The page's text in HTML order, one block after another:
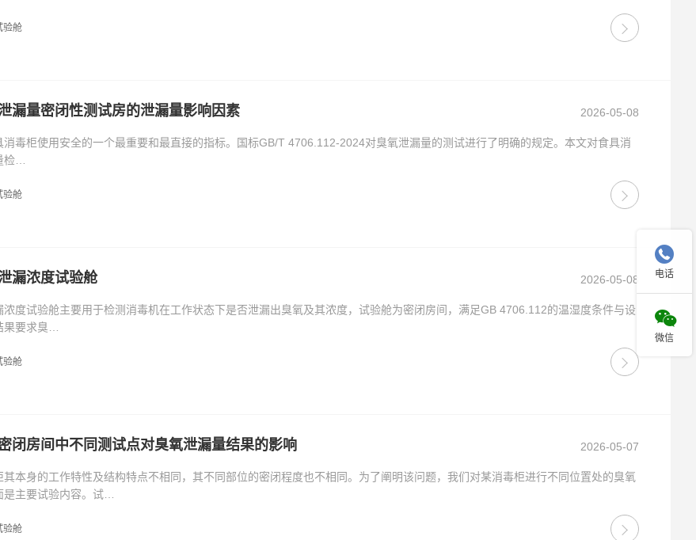
验舱
漏量密闭性测试房的泄漏量影响因素 2026-05-08
消毒柜使用安全的一个最重要和最直接的指标。国标GB/T 4706.112-2024对臭氧泄漏量的测试进行了明确的规定。本文对食具消
检…
验舱
漏浓度试验舱 2026-05-08
浓度试验舱主要用于检测消毒机在工作状态下是否泄漏出臭氧及其浓度，试验舱为密闭房间，满足GB 4706.112的温湿度条件与设
果要求臭…
验舱
闭房间中不同测试点对臭氧泄漏量结果的影响 2026-05-07
其本身的工作特性及结构特点不相同，其不同部位的密闭程度也不相同。为了阐明该问题，我们对某消毒柜进行不同位置处的臭氧
是主要试验内容。试…
验舱

电话

微信